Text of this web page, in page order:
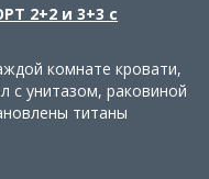
2+2 и 3+3 с
комнате кровати,
с унитазом, раковиной
титаны